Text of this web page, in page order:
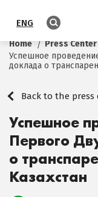
ENG
Home
Press Center
Успешное
доклада о
Back to the press
Успешное
Первого
о
Казахстан